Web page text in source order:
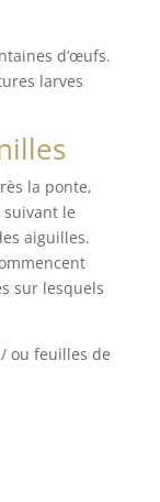
d’œufs.
larves
la ponte,
suivant le
aiguilles.
sur lesquels
ou feuilles de